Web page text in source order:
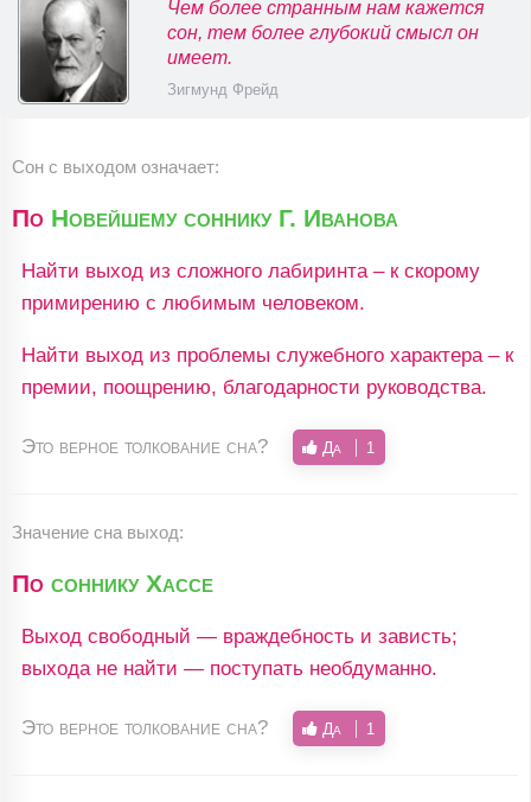
Чем более странным нам кажется
сон, тем более глубокий смысл он
имеет.
Зигмунд Фрейд
Сон с выходом означает:
По Новейшему соннику Г. Иванова
Найти выход из сложного лабиринта – к скорому
примирению с любимым человеком.
Найти выход из проблемы служебного характера – к
премии, поощрению, благодарности руководства.
Это верное толкование сна? Да 1
Значение сна выход:
По соннику Хассе
Выход свободный — враждебность и зависть;
выхода не найти — поступать необдуманно.
Это верное толкование сна? Да 1